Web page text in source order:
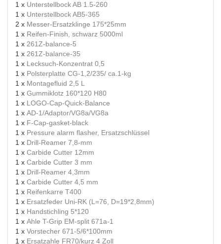
1 x Unterstellbock AB 1.5-260
1 x Unterstellbock AB5-365
2 x Messer-Ersatzklinge 175*25mm
1 x Reifen-Finish, schwarz 5000ml
1 x 261Z-balance-5
1 x 261Z-balance-35
1 x Lecksuch-Konzentrat 0,5
1 x Polsterplatte CG-1,2/235/ ca.1-kg
1 x Montagefluid 2,5 L
1 x Gummiklotz 160*120 H80
1 x LOGO-Cap-Quick-Balance
1 x AD-1/Adaptor/VG8a/VG8a
1 x F-Cap-gasket-black
1 x Pressure alarm flasher, Ersatzschlüssel
1 x Drill-Reamer 7,8-mm
1 x Carbide Cutter 12mm
1 x Carbide Cutter 3 mm
1 x Drill-Reamer 4,3mm
1 x Carbide Cutter 4,5 mm
1 x Reifenkarre T400
1 x Ersatzfeder Uni-RK (L=76, D=19*2,8mm)
1 x Handstichling 5*120
1 x Ahle T-Grip EM-split 671a-1
1 x Vorstecher 671-5/6*100mm
1 x Ersatzahle FR70/kurz 4 Zoll